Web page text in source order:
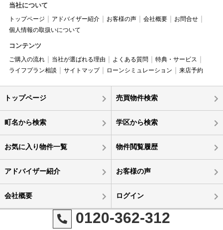
当社について
トップページ アドバイザー紹介 お客様の声 会社概要
お問合せ
個人情報の取扱いについて
コンテンツ
ご購入の流れ 当社が選ばれる理由 よくある質問
特典・サービス
ライフプラン相談
サイトマップ ローンシミュレーション 来店予約
トップページ 売買物件検索
町名から検索 学区から検索
お気に入り物件一覧 物件閲覧履歴
アドバイザー紹介 お客様の声
会社概要 ログイン
0120-362-312